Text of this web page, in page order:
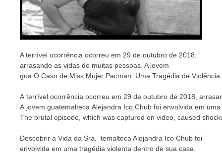
A terrível ocorrência ocorreu em 29 de outubro de 2018,
arrasando as vidas de muitas pessoas. A jovem
gua O Caso de Miss Mujer Pacman: Uma Tragédia de
A terrível ocorrência ocorreu em 29 de outubro de 2018,
A jovem guatemalteca Alejandra Ico Chub foi envolvida em
The brutal episode, which was captured on video, caused
Descobrir a Vida da Sra. temalteca Alejandra Ico Chub foi
envolvida em uma tragédia violenta dentro de sua casa.